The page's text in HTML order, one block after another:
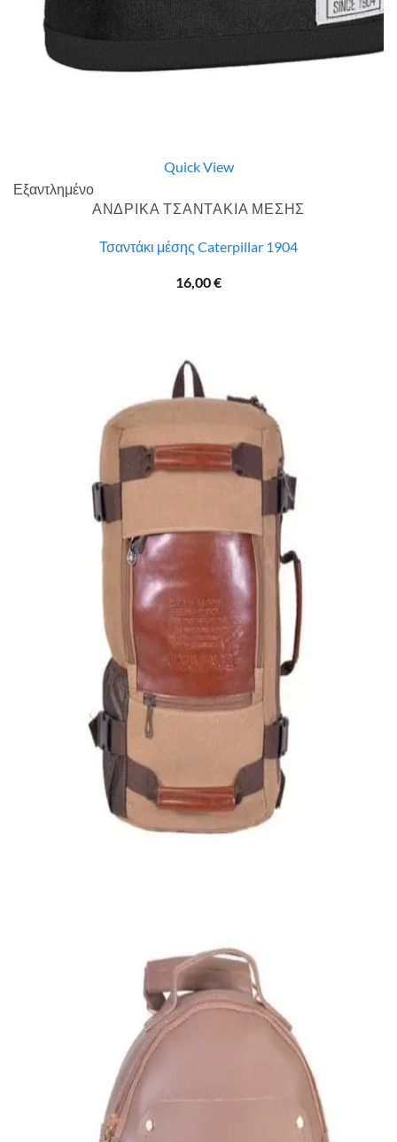
Quick View
Εξαντλημένο
ΑΝΔΡΙΚΑ ΤΣΑΝΤΑΚΙΑ ΜΕΣΗΣ
Τσαντάκι μέσης Caterpillar 1904
16,00€
Quick View
Εξαντλημένο
Σακίδιο από καμβά
35,00€